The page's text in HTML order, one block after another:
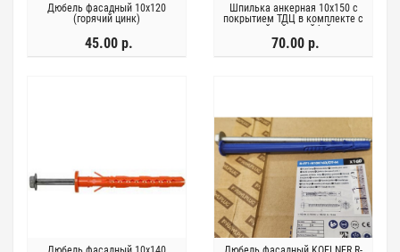
Дюбель фасадный 10х120
(горячий цинк)
45.00 р.
Шпилька анкерная 10х150 с
покрытием ТДЦ в комплекте с
гайкой и шайбой
70.00 р.